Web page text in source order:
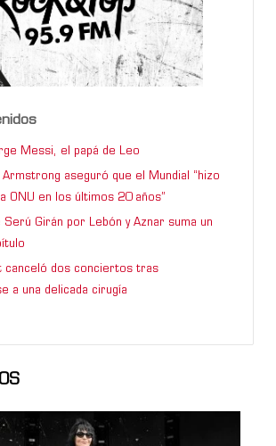
Messi, el papá de Leo
aseguró que el Mundial “hizo
ONU en los últimos 20 años”
Serú Girán por Lebón y Aznar suma un
canceló dos conciertos tras
a una delicada cirugía